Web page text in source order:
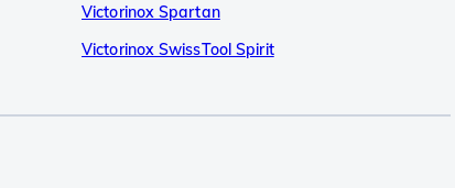
Victorinox Spartan
Victorinox SwissTool Spirit